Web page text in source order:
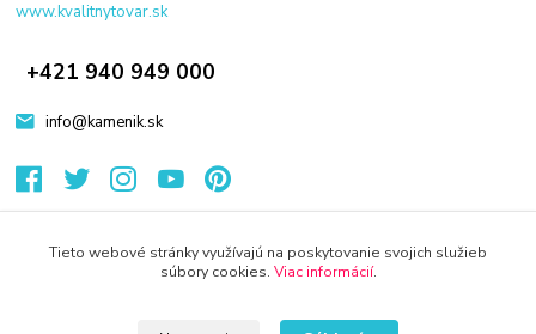
www.kvalitnytovar.sk
+421 940 949 000
info@kamenik.sk
Tieto webové stránky využívajú na poskytovanie svojich služieb
súbory cookies. Viac informácií.